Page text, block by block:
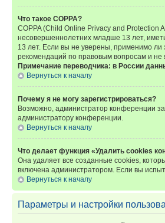
Что такое COPPA?
COPPA (Child Online Privacy and Protection
несовершеннолетних младше 13 лет,
13 лет. Если вы не уверены, применимо ли
рекомендаций по правовым вопросам и не
Примечание переводчика: в России
Вернуться к началу
Почему я не могу зарегистрироваться?
Возможно, администратор конференции
администратору конференции.
Вернуться к началу
Что делает функция «Удалить cookies
Она удаляет все созданные cookies,
включена администратором. Если вы
Вернуться к началу
Параметры и настройки